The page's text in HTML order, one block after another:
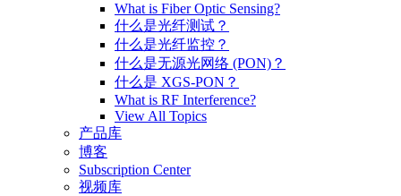
What is Fiber Optic Sensing?
什么是光纤测试？
什么是光纤监控？
什么是无源光网络 (PON)？
什么是 XGS-PON？
What is RF Interference?
View All Topics
产品库
博客
Subscription Center
视频库